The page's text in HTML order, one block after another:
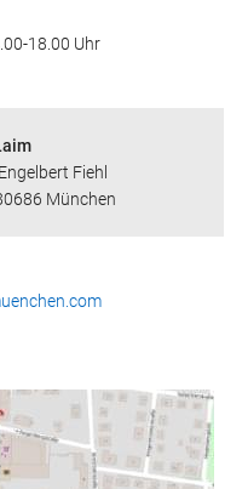
18.00 Uhr
Fiehl
München